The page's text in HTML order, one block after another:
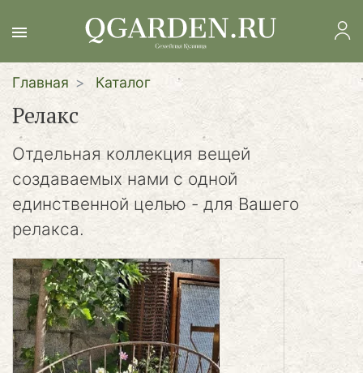
к
Главная Каталог
Релакс
Отдельная коллекция вещей
создаваемых нами с одной
единственной целью - для Вашего
релакса.